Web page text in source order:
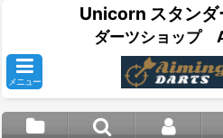
Unicorn スタンダ
ダーツショップ
メニュー